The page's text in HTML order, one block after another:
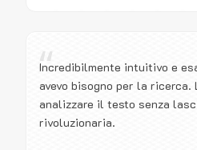
“
Incredibilmente intuitivo e
avevo bisogno per la ricerca.
analizzare il testo senza
rivoluzionaria.